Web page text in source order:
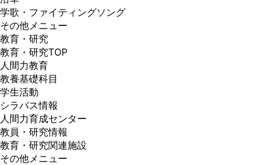
学歌・ファイティングソング
その他メニュー
教育・研究
教育・研究TOP
人間力教育
教養基礎科目
学生活動
シラバス情報
人間力育成センター
教員・研究情報
教育・研究関連施設
その他メニュー